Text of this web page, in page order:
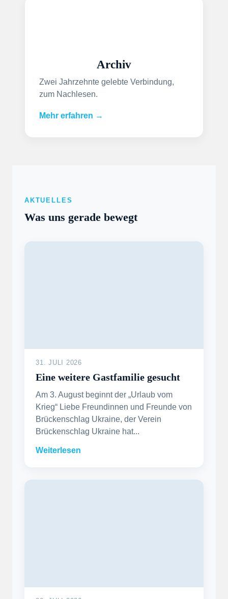
Archiv
Zwei Jahrzehnte gelebte Verbindung,
zum Nachlesen.
Mehr erfahren →
AKTUELLES
Was uns gerade bewegt
31. JULI 2026
Eine weitere Gastfamilie gesucht
Am 3. August beginnt der „Urlaub vom
Krieg“ Liebe Freundinnen und Freunde von
Brückenschlag Ukraine, der Verein
Brückenschlag Ukraine hat...
Weiterlesen